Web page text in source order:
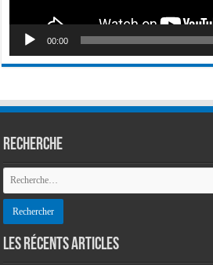
00:00
Recherche
LES RÉCENTS ARTICLES